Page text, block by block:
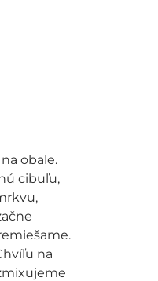
obale.
cibuľu,
na